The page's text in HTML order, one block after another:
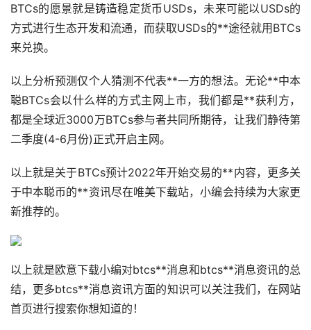
BTCs的愿景就是铸造稳定货币USDs，未来可能以USDs的
方式进行生态开发和流通，而获取USDs的**途径就用BTCs
来兑换。
以上分析预测仅个人猜测不代表**一方的想法。无论**中本
聪BTCs会以什么样的方式主网上市，我们都是**获利方，
都是全球近3000万BTCs参与者共同所期待，让我们静待第
二季度(4-6月份)正式开启主网。
以上就是关于BTCs预计2022年开始交易的**内容，更多关
于中本聪币的**资讯尽在唯美下载站，小编会持续为大家更
新推荐的。
以上就是欧意下载小编对btcs**消息和btcs**消息资讯的总
结，更多btcs**消息资讯方面的知识可以关注我们，在网站
首页进行搜索你想知道的！